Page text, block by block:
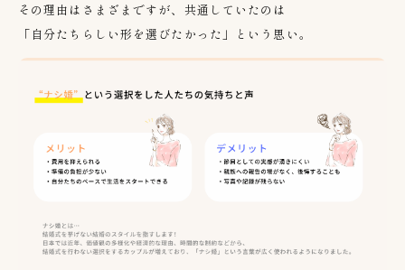
その理由はさまざまですが、共通していたのは
「自分たちらしい形を選びたかった」という思い。